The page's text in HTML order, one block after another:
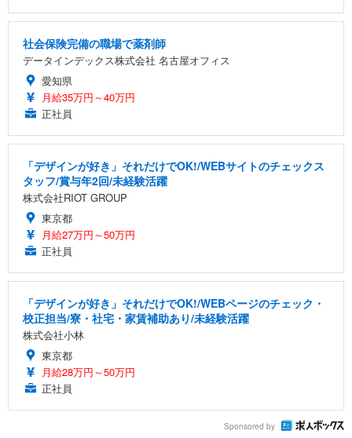
社会保険完備の職場で薬剤師
データインデックス株式会社 名古屋オフィス
愛知県
月給35万円～40万円
正社員
「デザインが好き」それだけでOK!/WEBサイトのチェックス
タッフ/賞与年2回/未経験活躍
株式会社RIOT GROUP
東京都
月給27万円～50万円
正社員
「デザインが好き」それだけでOK!/WEBページのチェック・
校正担当/寮・社宅・家賃補助あり/未経験活躍
株式会社小林
東京都
月給28万円～50万円
正社員
Sponsored by